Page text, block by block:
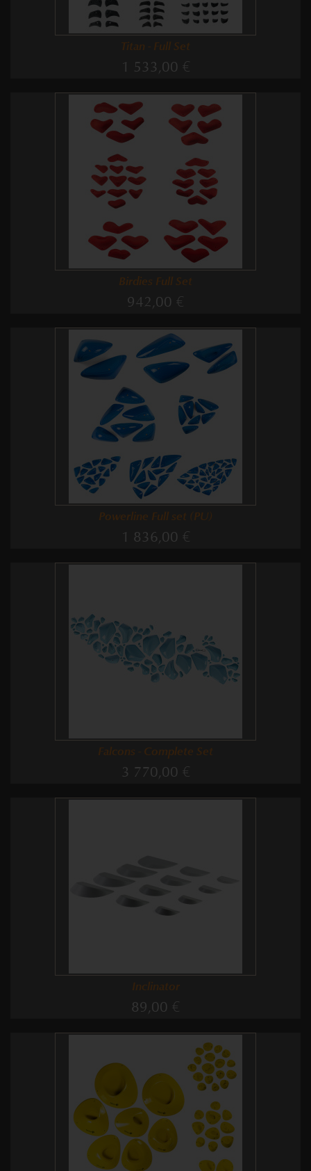
Titan - Full Set
1 533,00 €
Birdies Full Set
942,00 €
Powerline Full set (PU)
1 836,00 €
Falcons - Complete Set
3 770,00 €
Inclinator
89,00 €